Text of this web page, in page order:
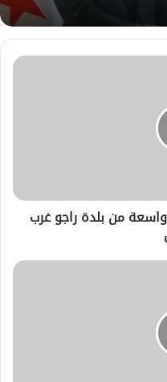
من بلدة راجو غرب